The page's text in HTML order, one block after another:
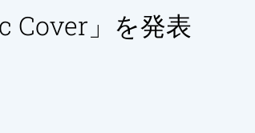
Cover」を発表